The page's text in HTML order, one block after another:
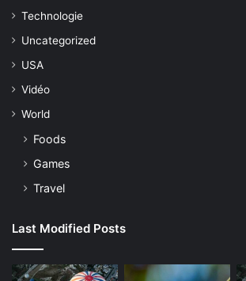
Technologie
Uncategorized
USA
Vidéo
World
Foods
Games
Travel
Last Modified Posts